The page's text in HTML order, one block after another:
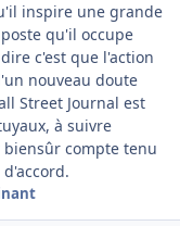
inspire une grande
qu'il occupe
c'est que l'action
nouveau doute
Street Journal est
à suivre
compte tenu